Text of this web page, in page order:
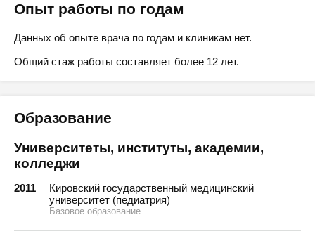
Опыт работы по годам
Данных об опыте врача по годам и клиникам нет.
Общий стаж работы составляет более 12 лет.
Образование
Университеты, институты, академии,
колледжи
2011
Кировский государственный медицинский
университет (педиатрия)
Базовое образование